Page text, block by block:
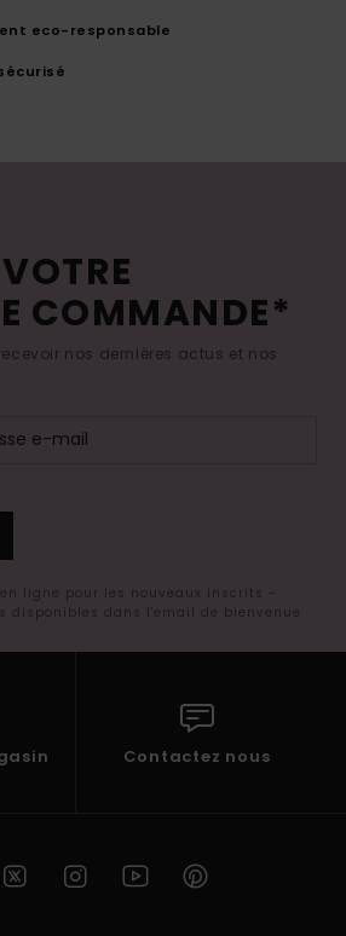
eco-responsable
COMMANDE*
nos dernières actus et nos
ligne pour les nouveaux inscrits -
disponibles dans l'email de bienvenue
Contactez nous